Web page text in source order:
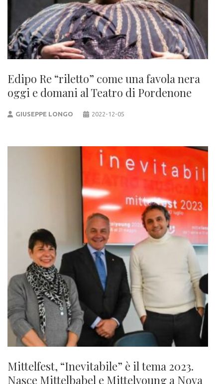
Edipo Re “riletto” come una favola nera
oggi e domani al Teatro di Pordenone
GIUSEPPE LONGO 2022-12-05
Mittelfest, “Inevitabile” è il tema 2023.
Nasce Mittelbabel e Mittelyoung a Nova